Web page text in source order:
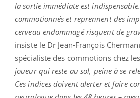
la sortie immédiate est
commotionnés et reprennent des
cerveau endommagé risquent de
insiste le Dr Jean-François
spécialiste des commotions chez
joueur qui reste au sol, peine à se
Ces indices doivent alerter et faire